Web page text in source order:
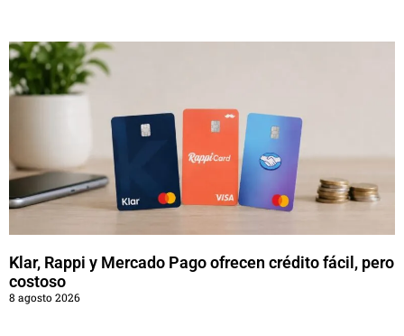
Klar, Rappi y Mercado Pago ofrecen crédito fácil, pero
costoso
8 agosto 2026